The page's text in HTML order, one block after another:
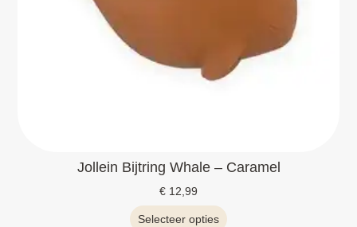
Jollein Bijtring Whale – Caramel
€ 12,99
Selecteer opties